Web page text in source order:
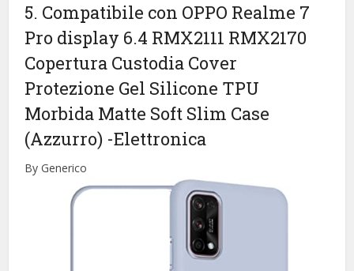
5. Compatibile con OPPO Realme 7
Pro display 6.4 RMX2111 RMX2170
Copertura Custodia Cover
Protezione Gel Silicone TPU
Morbida Matte Soft Slim Case
(Azzurro) -Elettronica
By Generico